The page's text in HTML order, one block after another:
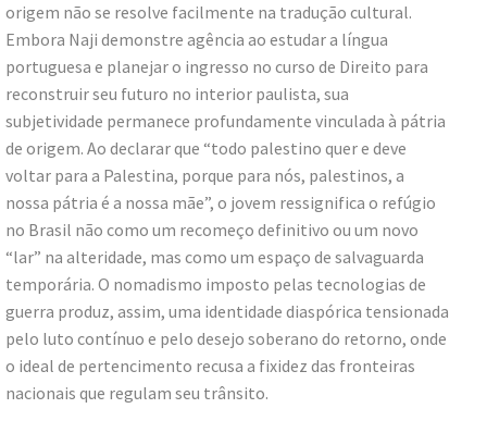
origem não se resolve facilmente na tradução cultural.
Embora Naji demonstre agência ao estudar a língua
portuguesa e planejar o ingresso no curso de Direito para
reconstruir seu futuro no interior paulista, sua
subjetividade permanece profundamente vinculada à pátria
de origem. Ao declarar que “todo palestino quer e deve
voltar para a Palestina, porque para nós, palestinos, a
nossa pátria é a nossa mãe”, o jovem ressignifica o refúgio
no Brasil não como um recomeço definitivo ou um novo
“lar” na alteridade, mas como um espaço de salvaguarda
temporária. O nomadismo imposto pelas tecnologias de
guerra produz, assim, uma identidade diaspórica tensionada
pelo luto contínuo e pelo desejo soberano do retorno, onde
o ideal de pertencimento recusa a fixidez das fronteiras
nacionais que regulam seu trânsito.